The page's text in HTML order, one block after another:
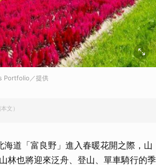
Portfolio／提供
文）
海道「富良野」進入春暖花開之際，山
林也將迎來泛舟、登山、單車騎行的季